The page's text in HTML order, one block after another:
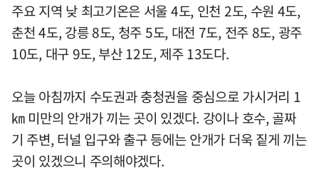
주요 지역 낮 최고기온은 서울 4도, 인천 2도, 수원 4도,
춘천 4도, 강릉 8도, 청주 5도, 대전 7도, 전주 8도, 광주
10도, 대구 9도, 부산 12도, 제주 13도다.
오늘 아침까지 수도권과 충청권을 중심으로 가시거리 1
㎞ 미만의 안개가 끼는 곳이 있겠다. 강이나 호수, 골짜
기 주변, 터널 입구와 출구 등에는 안개가 더욱 짙게 끼는
곳이 있겠으니 주의해야겠다.